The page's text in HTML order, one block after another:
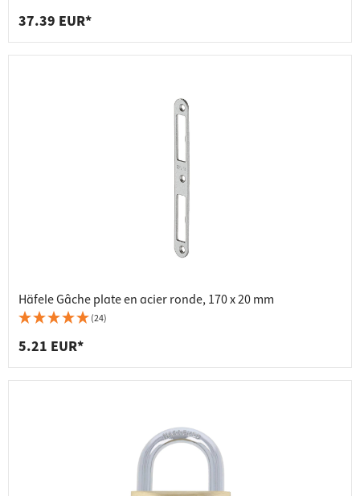
37.39 EUR*
Häfele Gâche plate en acier ronde, 170 x 20 mm
(24)
5.21 EUR*